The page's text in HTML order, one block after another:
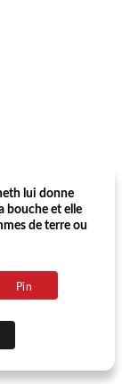
lui donne
bouche et elle
de terre ou
Pin